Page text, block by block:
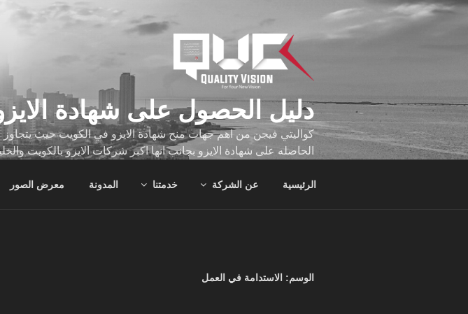
التجاوز
دليل الحصول على شهادة
كواليتي فيجن من اهم جهات منح شهادة الايزو في الكويت حيث يتجاوز
الحاصله على شهادة الايزو بجانب انها اكبر شركات الايزو بالكويت
الرئيسية عن الشركة خدمتنا المدونة معرض الصور
الوسم: الاستدامة في العمل